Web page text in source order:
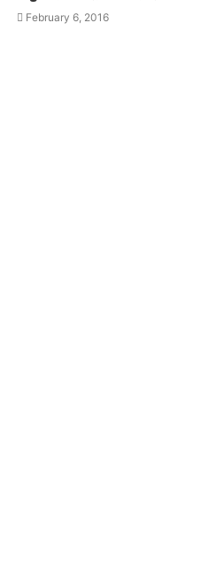
February 6, 2016